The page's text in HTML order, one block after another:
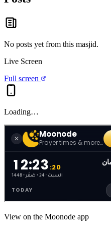
No posts yet from this masjid.
Live Screen
Full screen
Loading…
View on the Moonode app